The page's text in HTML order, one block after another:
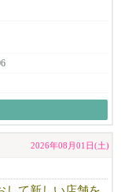
CA 91776
90064
CA 90006
2026年08月01日(土)